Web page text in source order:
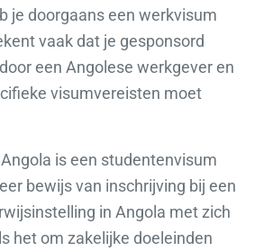
je doorgaans een werkvisum
vaak dat je gesponsord
een Angolese werkgever en
visumvereisten moet
is een studentenvisum
bewijs van inschrijving bij een
in Angola met zich
het om zakelijke doeleinden